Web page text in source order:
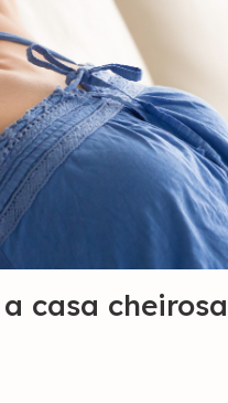
casa cheirosa